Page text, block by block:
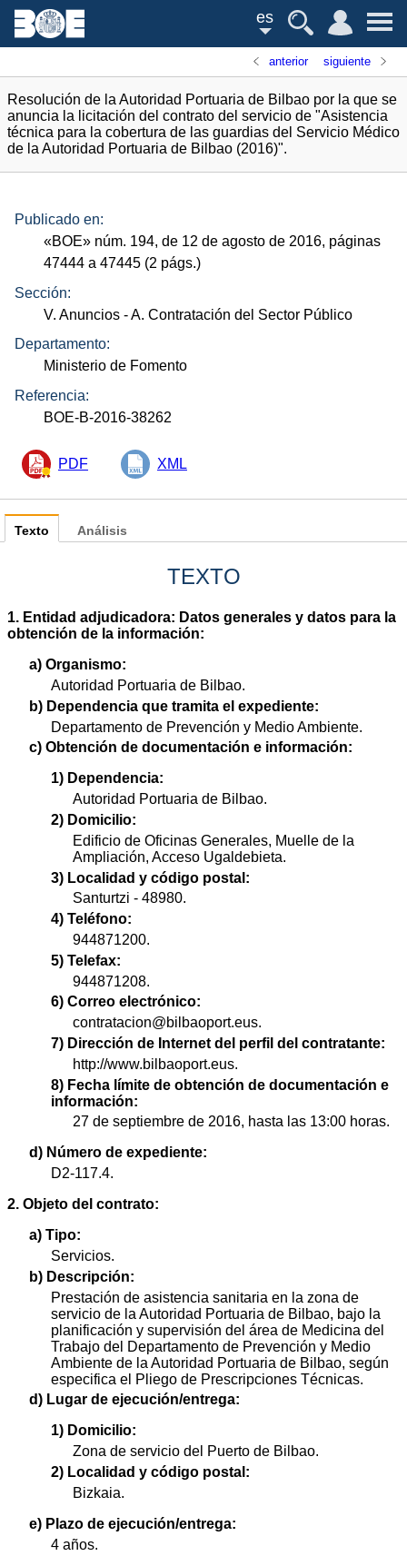
es
anterior siguiente
Resolución de la Autoridad Portuaria de Bilbao por la que se
anuncia la licitación del contrato del servicio de "Asistencia
técnica para la cobertura de las guardias del Servicio Médico
de la Autoridad Portuaria de Bilbao (2016)".
Publicado en:
«BOE» núm. 194, de 12 de agosto de 2016, páginas
47444 a 47445 (2 págs.)
Sección:
V. Anuncios - A. Contratación del Sector Público
Departamento:
Ministerio de Fomento
Referencia:
BOE-B-2016-38262
PDF XML
Texto
TEXTO
1. Entidad adjudicadora: Datos generales y datos para la
obtención de la información:
a) Organismo:
Autoridad Portuaria de Bilbao.
b) Dependencia que tramita el expediente:
Departamento de Prevención y Medio Ambiente.
c) Obtención de documentación e información:
1) Dependencia:
Autoridad Portuaria de Bilbao.
2) Domicilio:
Edificio de Oficinas Generales, Muelle de la
Ampliación, Acceso Ugaldebieta.
3) Localidad y código postal:
Santurtzi - 48980.
4) Teléfono:
944871200.
5) Telefax:
944871208.
6) Correo electrónico:
contratacion@bilbaoport.eus.
7) Dirección de Internet del perfil del contratante:
http://www.bilbaoport.eus.
8) Fecha límite de obtención de documentación e
información:
27 de septiembre de 2016, hasta las 13:00 horas.
d) Número de expediente:
D2-117.4.
2. Objeto del contrato:
a) Tipo:
Servicios.
b) Descripción:
Prestación de asistencia sanitaria en la zona de
servicio de la Autoridad Portuaria de Bilbao, bajo la
planificación y supervisión del área de Medicina del
Trabajo del Departamento de Prevención y Medio
Ambiente de la Autoridad Portuaria de Bilbao, según
especifica el Pliego de Prescripciones Técnicas.
d) Lugar de ejecución/entrega:
1) Domicilio:
Zona de servicio del Puerto de Bilbao.
2) Localidad y código postal:
Bizkaia.
e) Plazo de ejecución/entrega:
4 años.
Análisis